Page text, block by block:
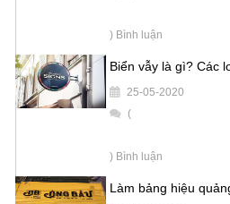
) Bình luận
Biển vẫy là gì? Các
25-05-2020
(
) Bình luận
Làm bảng hiệu